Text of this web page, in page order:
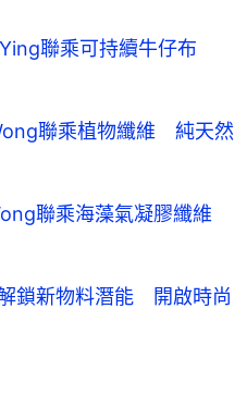
聯乘可持續牛仔布
聯乘植物纖維 純天然
聯乘海藻氣凝膠纖維
鎖新物料潛能 開啟時尚